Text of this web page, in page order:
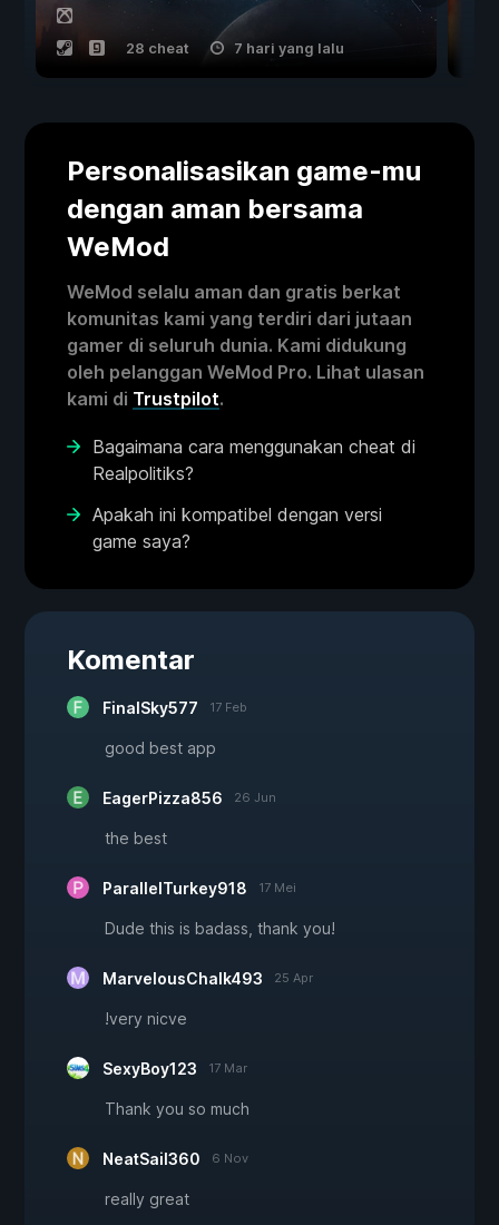
28 cheat 7 hari yang lalu
Personalisasikan game-mu
dengan aman bersama
WeMod
WeMod selalu aman dan gratis berkat
komunitas kami yang terdiri dari jutaan
gamer di seluruh dunia. Kami didukung
oleh pelanggan WeMod Pro. Lihat ulasan
kami di Trustpilot.
Bagaimana cara menggunakan cheat di
Realpolitiks?
Apakah ini kompatibel dengan versi
game saya?
Komentar
FinalSky577 17 Feb
good best app
EagerPizza856 26 Jun
the best
ParallelTurkey918 17 Mei
Dude this is badass, thank you!
MarvelousChalk493 25 Apr
!very nicve
SexyBoy123 17 Mar
Thank you so much
NeatSail360 6 Nov
really great